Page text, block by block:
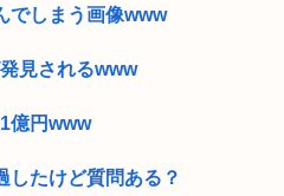
でしまう画像www
見されるwww
億円www
したけど質問ある？